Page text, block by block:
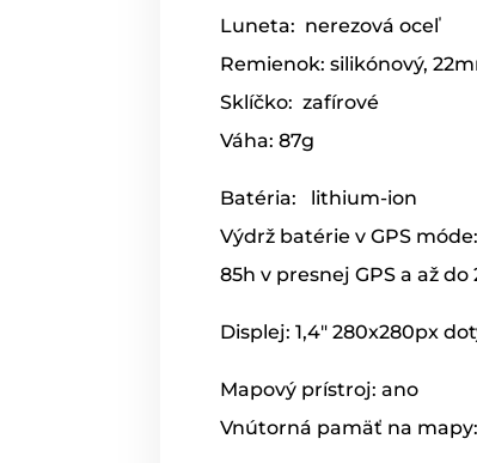
Luneta: nerezová oceľ
Remienok: silikónový,
Sklíčko: zafírové
Váha: 87g
Batéria: lithium-ion
Výdrž batérie v GPS móde:
85h v presnej GPS a až
Displej: 1,4" 280x280px
Mapový prístroj: ano
Vnútorná pamäť na mapy: